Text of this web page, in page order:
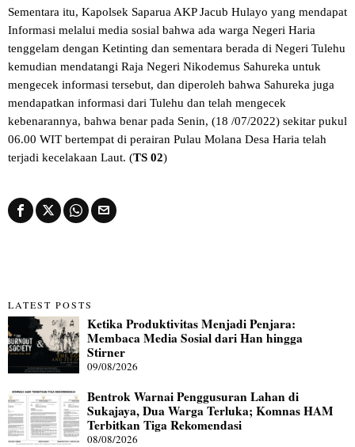
Sementara itu, Kapolsek Saparua AKP Jacub Hulayo yang mendapat
Informasi melalui media sosial bahwa ada warga Negeri Haria
tenggelam dengan Ketinting dan sementara berada di Negeri Tulehu
kemudian mendatangi Raja Negeri Nikodemus Sahureka untuk
mengecek informasi tersebut, dan diperoleh bahwa Sahureka juga
mendapatkan informasi dari Tulehu dan telah mengecek
kebenarannya, bahwa benar pada Senin, (18 /07/2022) sekitar pukul
06.00 WIT bertempat di perairan Pulau Molana Desa Haria telah
terjadi kecelakaan Laut. (TS 02)
LATEST POSTS
Ketika Produktivitas Menjadi Penjara:
Membaca Media Sosial dari Han hingga
Stirner
09/08/2026
Bentrok Warnai Penggusuran Lahan di
Sukajaya, Dua Warga Terluka; Komnas HAM
Terbitkan Tiga Rekomendasi
08/08/2026